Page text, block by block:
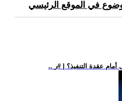
في الموقع الرئيسي
أمام عقدة التنفيذ؟ | #ر